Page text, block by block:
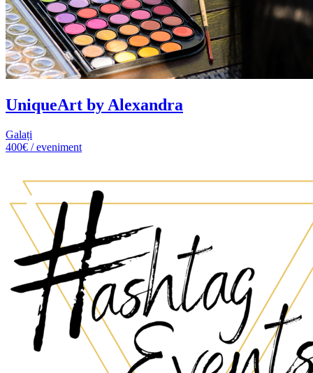
UniqueArt by Alexandra
Galați
400€ / eveniment